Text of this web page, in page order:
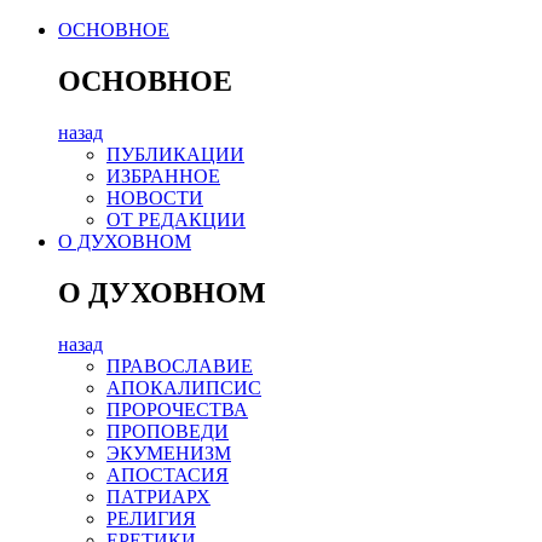
ОСНОВНОЕ
ОСНОВНОЕ
назад
ПУБЛИКАЦИИ
ИЗБРАННОЕ
НОВОСТИ
ОТ РЕДАКЦИИ
О ДУХОВНОМ
О ДУХОВНОМ
назад
ПРАВОСЛАВИЕ
АПОКАЛИПСИС
ПРОРОЧЕСТВА
ПРОПОВЕДИ
ЭКУМЕНИЗМ
АПОСТАСИЯ
ПАТРИАРХ
РЕЛИГИЯ